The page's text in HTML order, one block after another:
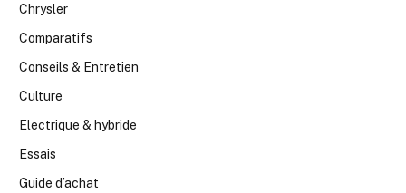
Chrysler
Comparatifs
Conseils & Entretien
Culture
Electrique & hybride
Essais
Guide d’achat